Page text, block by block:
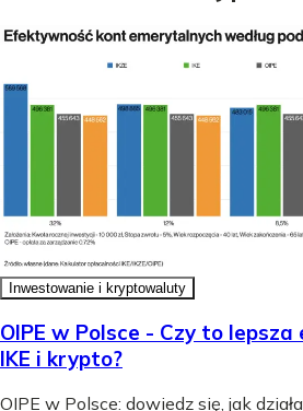
Inwestowanie i kryptowaluty
OIPE w Polsce - Czy to
IKE i krypto?
OIPE w Polsce: dowiedz się, jak